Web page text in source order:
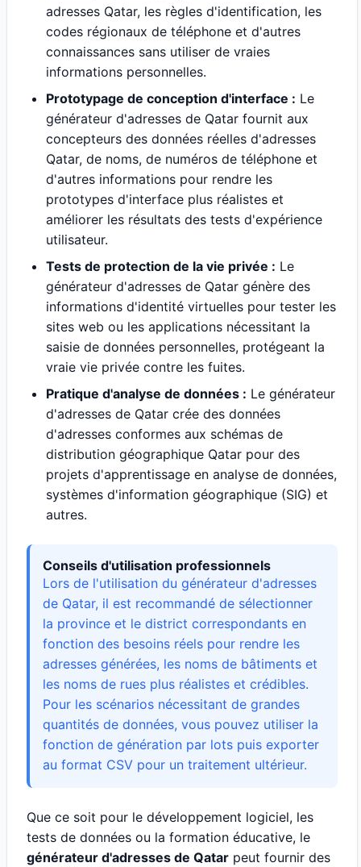
adresses Qatar, les règles d'identification, les
codes régionaux de téléphone et d'autres
connaissances sans utiliser de vraies
informations personnelles.
Prototypage de conception d'interface : Le
générateur d'adresses de Qatar fournit aux
concepteurs des données réelles d'adresses
Qatar, de noms, de numéros de téléphone et
d'autres informations pour rendre les
prototypes d'interface plus réalistes et
améliorer les résultats des tests d'expérience
utilisateur.
Tests de protection de la vie privée : Le
générateur d'adresses de Qatar génère des
informations d'identité virtuelles pour tester les
sites web ou les applications nécessitant la
saisie de données personnelles, protégeant la
vraie vie privée contre les fuites.
Pratique d'analyse de données : Le générateur
d'adresses de Qatar crée des données
d'adresses conformes aux schémas de
distribution géographique Qatar pour des
projets d'apprentissage en analyse de données,
systèmes d'information géographique (SIG) et
autres.
Conseils d'utilisation professionnels
Lors de l'utilisation du générateur d'adresses
de Qatar, il est recommandé de sélectionner
la province et le district correspondants en
fonction des besoins réels pour rendre les
adresses générées, les noms de bâtiments et
les noms de rues plus réalistes et crédibles.
Pour les scénarios nécessitant de grandes
quantités de données, vous pouvez utiliser la
fonction de génération par lots puis exporter
au format CSV pour un traitement ultérieur.
Que ce soit pour le développement logiciel, les
tests de données ou la formation éducative, le
générateur d'adresses de Qatar peut fournir des